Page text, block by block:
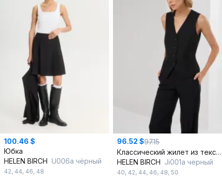
100.46 $
Юбка
HELEN BIRCH U006а чёрный
42, 44, 46, 48
96.52 $97.15
Классический жилет из текстиля с приталенным силуэтом и регулируемым хлястиком
HELEN BIRCH Ji001а черный
40, 42, 44, 46, 48, 50